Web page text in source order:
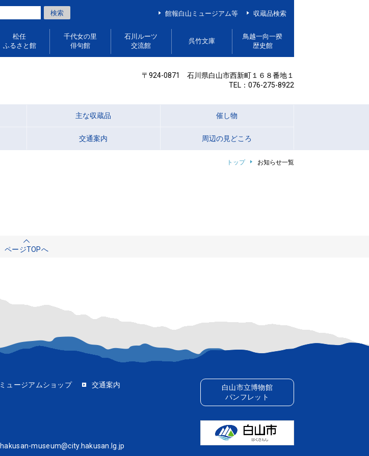
館報白山ミュージアム等 収蔵品検索
松任
ふるさと館
千代女の里
俳句館
石川ルーツ
交流館
呉竹文庫
鳥越一向一揆
歴史館
〒924-0871 石川県白山市西新町１６８番地１
TEL：076-275-8922
主な収蔵品 催し物
交通案内 周辺の見どころ
トップ お知らせ一覧
ページTOPへ
白山市立博物館
パンフレット
ミュージアムショップ
交通案内
hakusan-museum@city.hakusan.lg.jp